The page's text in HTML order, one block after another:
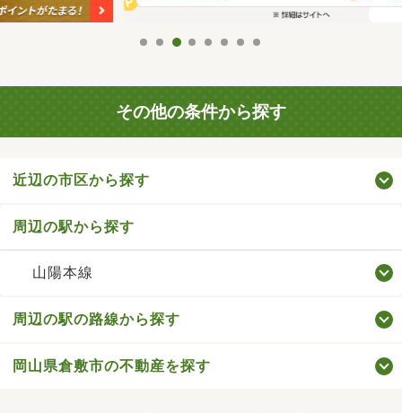
その他の条件から探す
近辺の市区から探す
周辺の駅から探す
山陽本線
周辺の駅の路線から探す
岡山県倉敷市の不動産を探す